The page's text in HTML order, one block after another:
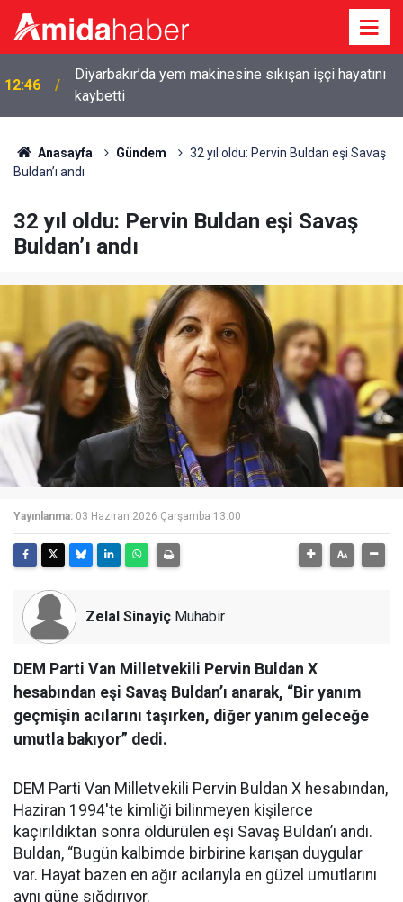
12:46
Diyarbakır’da yem makinesine sıkışan işçi hayatını
kaybetti
Anasayfa Gündem
32 yıl oldu: Pervin Buldan eşi Savaş
Buldan’ı andı
32 yıl oldu: Pervin Buldan eşi Savaş
Buldan’ı andı
Yayınlanma: 03 Haziran 2026 Çarşamba 13:00
Zelal Sinayiç Muhabir
DEM Parti Van Milletvekili Pervin Buldan X
hesabından eşi Savaş Buldan’ı anarak, “Bir yanım
geçmişin acılarını taşırken, diğer yanım geleceğe
umutla bakıyor” dedi.
DEM Parti Van Milletvekili Pervin Buldan X hesabından,
Haziran 1994'te kimliği bilinmeyen kişilerce
kaçırıldıktan sonra öldürülen eşi Savaş Buldan’ı andı.
Buldan, “Bugün kalbimde birbirine karışan duygular
var. Hayat bazen en ağır acılarıyla en güzel umutlarını
aynı güne sığdırıyor.